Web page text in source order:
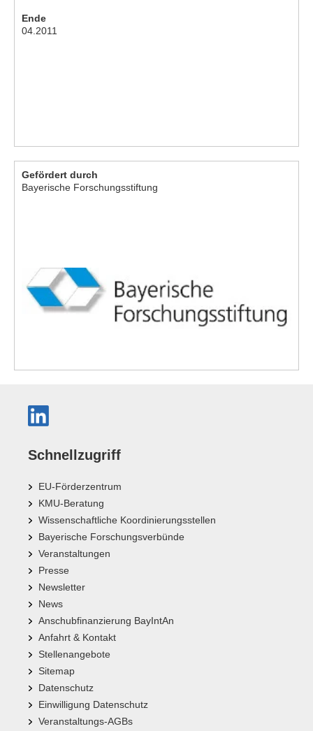
Ende
04.2011
Gefördert durch
Bayerische Forschungsstiftung
Schnellzugriff
EU-Förderzentrum
KMU-Beratung
Wissenschaftliche Koordinierungsstellen
Bayerische Forschungsverbünde
Veranstaltungen
Presse
Newsletter
News
Anschubfinanzierung BayIntAn
Anfahrt & Kontakt
Stellenangebote
Sitemap
Datenschutz
Einwilligung Datenschutz
Veranstaltungs-AGBs